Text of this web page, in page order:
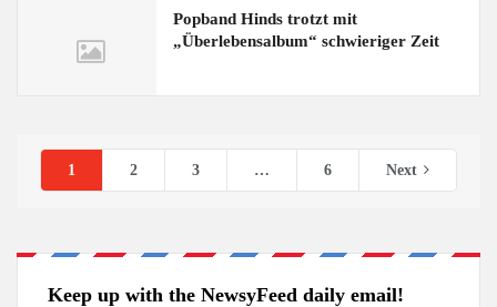
Popband Hinds trotzt mit
„Überlebensalbum“ schwieriger Zeit
1 2 3 … 6 Next
Keep up with the NewsyFeed daily email!